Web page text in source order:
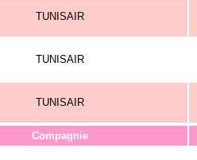
TUNISAIR
TUNISAIR
TUNISAIR
Compagnie